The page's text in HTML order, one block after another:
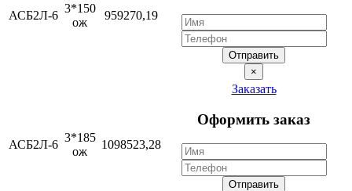
АСБ2Л-6
3*150
ож
959270,19
Отправить
×
АСБ2Л-6
3*185
ож
1098523,28
Заказать
Оформить заказ
Отправить